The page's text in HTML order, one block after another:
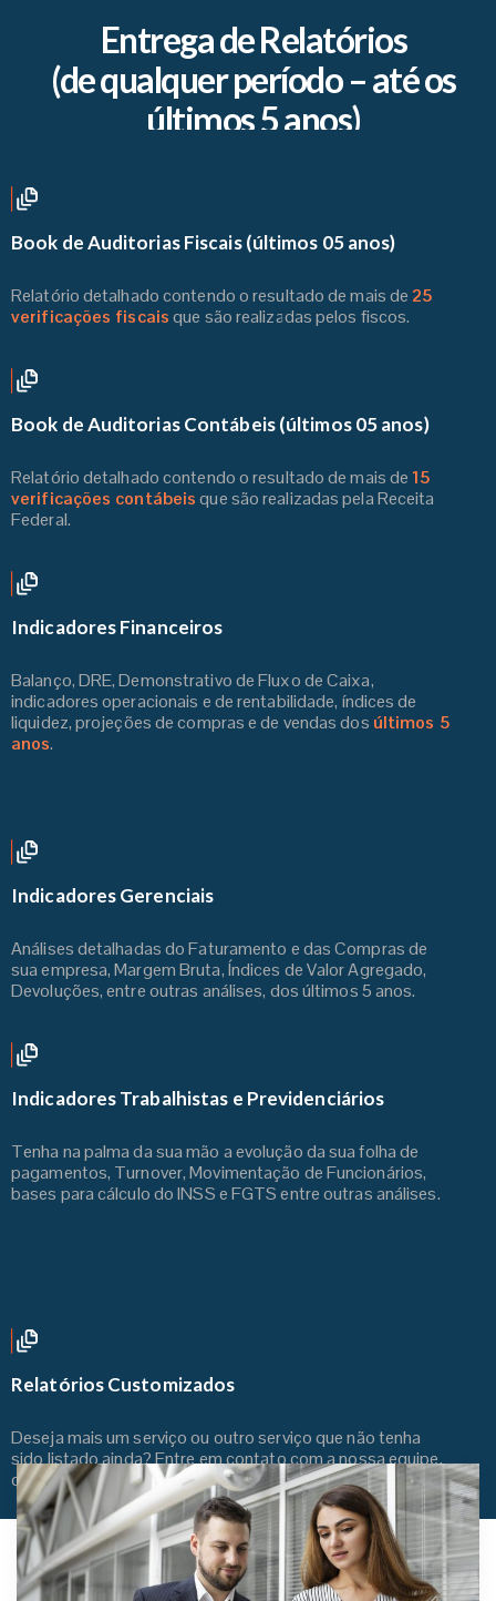
Entrega de Relatórios
(de qualquer período – até os
últimos 5 anos)
Book de Auditorias Fiscais (últimos 05 anos)
Relatório detalhado contendo o resultado de mais de25
verificações fiscaisque são realizadas pelos fiscos.
Book de Auditorias Contábeis (últimos 05 anos)
Relatório detalhado contendo o resultado de mais de15
verificações contábeisque são realizadas pela Receita
Federal.
Indicadores Financeiros
Balanço, DRE, Demonstrativo de Fluxo de Caixa,
indicadores operacionais e de rentabilidade, índices de
liquidez, projeções de compras e de vendas dos últimos 5
anos.
Indicadores Gerenciais
Análises detalhadas do Faturamento e das Compras de
sua empresa, Margem Bruta, Índices de Valor Agregado,
Devoluções, entre outras análises, dos últimos 5 anos.
Indicadores Trabalhistas e Previdenciários
Tenha na palma da sua mão a evolução da sua folha de
pagamentos, Turnover, Movimentação de Funcionários,
bases para cálculo do INSS e FGTS entre outras análises.
Relatórios Customizados
Deseja mais um serviço ou outro serviço que não tenha
sido listado ainda? Entre em contato com a nossa equipe,
que teremos a solução!